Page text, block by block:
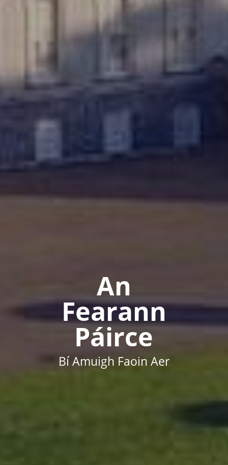
An
Fearann
Páirce
Bí Amuigh Faoin Aer